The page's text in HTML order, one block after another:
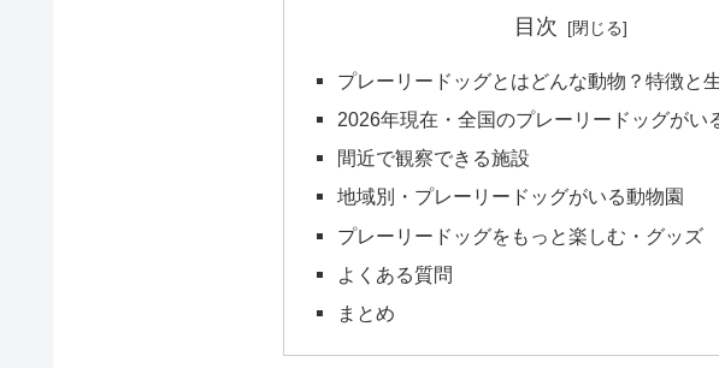
目次
プレーリードッグとはどんな動物？特徴と
2026年現在・全国のプレーリードッグがい
間近で観察できる施設
地域別・プレーリードッグがいる動物園
プレーリードッグをもっと楽しむ・グッズ
よくある質問
まとめ